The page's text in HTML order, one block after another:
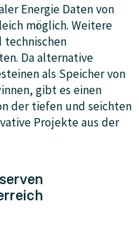
Energie Daten von
möglich. Weitere
technischen
Da alternative
als Speicher von
gibt es einen
der tiefen und seichten
Projekte aus der